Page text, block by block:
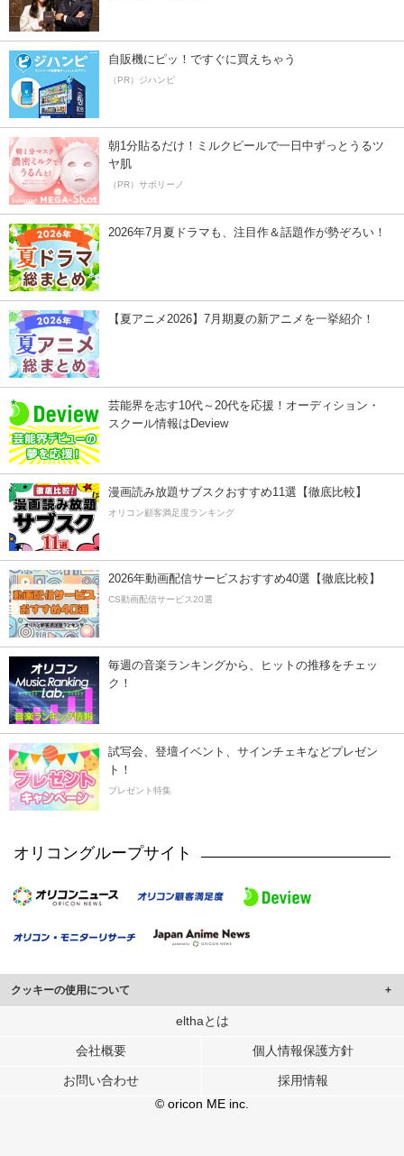
自販機にピッ！ですぐに買えちゃう
（PR）ジハンピ
朝1分貼るだけ！ミルクピールで一日中ずっとうるツ
ヤ肌
（PR）サボリーノ
2026年7月夏ドラマも、注目作＆話題作が勢ぞろい！
【夏アニメ2026】7月期夏の新アニメを一挙紹介！
芸能界を志す10代～20代を応援！オーディション・
スクール情報はDeview
漫画読み放題サブスクおすすめ11選【徹底比較】
オリコン顧客満足度ランキング
2026年動画配信サービスおすすめ40選【徹底比較】
CS動画配信サービス20選
毎週の音楽ランキングから、ヒットの推移をチェッ
ク！
試写会、登壇イベント、サインチェキなどプレゼン
ト！
プレゼント特集
オリコングループサイト
クッキーの使用について
このサイトでは Cookie を使用して、ユーザーに合わせたコンテンツや広告の
行っています。
メディアや広告配信、データ解析の各パートナーに提供しています。
各パートナーは、この情報とユーザーが各パートナーに提供した他の情報や、
ユーザーが各パートナーのサービスを使用したときに収集した他の情報を組み
elthaとは
会社概要 個人情報保護方針
お問い合わせ
採用情報
© oricon ME inc.